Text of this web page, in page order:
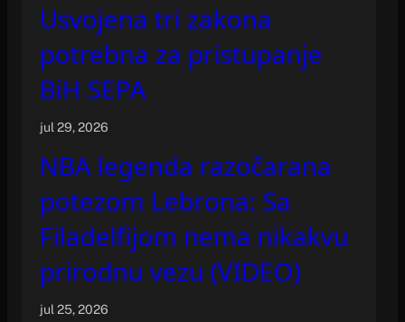
Usvojena tri zakona
potrebna za pristupanje
BiH SEPA
jul 29, 2026
NBA legenda razočarana
potezom Lebrona: Sa
Filadelfijom nema nikakvu
prirodnu vezu (VIDEO)
jul 25, 2026